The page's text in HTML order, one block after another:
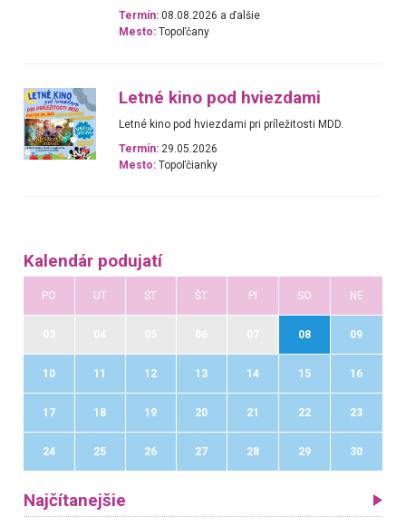
Termín: 08.08.2026 a ďalšie
Mesto: Topoľčany
Letné kino pod hviezdami
Letné kino pod hviezdami pri príležitosti MDD.
Termín: 29.05.2026
Mesto: Topoľčianky
Kalendár podujatí
PO UT ST ŠT PI SO NE
08 09
10 11 12 13 14 15 16
17 18 19 20 21 22 23
24 25 26 27 28 29 30
Najčítanejšie